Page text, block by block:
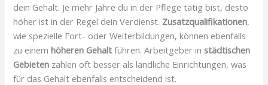
dein Gehalt. Je mehr Jahre du in der Pflege tätig bist, desto
höher ist in der Regel dein Verdienst. Zusatzqualifikationen,
wie spezielle Fort- oder Weiterbildungen, können ebenfalls
zu einemhöheren Gehalt führen. Arbeitgeber instädtischen
Gebieten zahlen oft besser als ländliche Einrichtungen, was
für das Gehalt ebenfalls entscheidend ist.